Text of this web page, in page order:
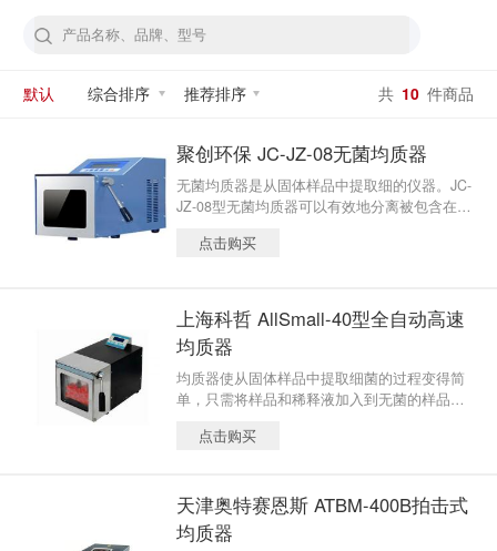
默认 综合排序 推荐排序 共 10 件商品
聚创环保 JC-JZ-08无菌均质器
无菌均质器是从固体样品中提取细的仪器。JC-
JZ-08型无菌均质器可以有效地分离被包含在固
菌袋中混合全部的样品。处理后的样品溶液可
动物组织、生物样品、化妆品的均质处理；
肉、鱼、蔬菜、水果、饼干等
点击购买
上海科哲 AllSmall-40型全自动高速
均质器
均质器使从固体样品中提取细菌的过程变得简
单，只需将样品和稀释液加入到无菌的样品袋
始和完成样品的处理。
点击购买
天津奥特赛恩斯 ATBM-400B拍击式
均质器